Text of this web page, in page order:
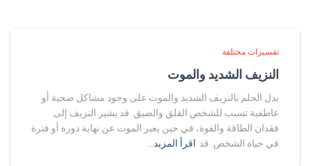
تفسيرات مختلفة
النزيف الشديد والموت
يدل الحلم بالنزيف الشديد والموت على وجود مشاكل صحية أو
عاطفية تسبب للشخص القلق والضيق. قد يشير النزيف إلى
فقدان الطاقة والقوة، في حين يعبر الموت عن نهاية دورة أو فترة
في حياة الشخص. قد اقرأ المزيد…